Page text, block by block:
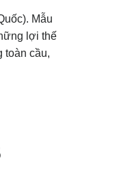
Mẫu
lợi thế
toàn cầu,